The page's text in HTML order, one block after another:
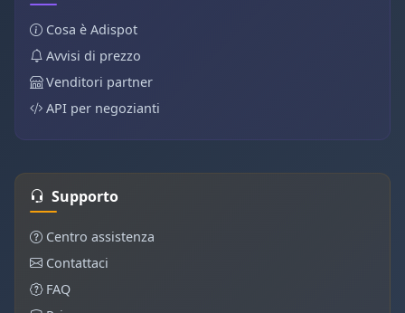
Cosa è Adispot
Avvisi di prezzo
Venditori partner
API per negozianti
Supporto
Centro assistenza
Contattaci
FAQ